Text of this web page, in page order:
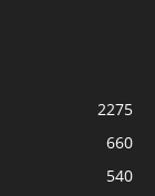
2275
660
540